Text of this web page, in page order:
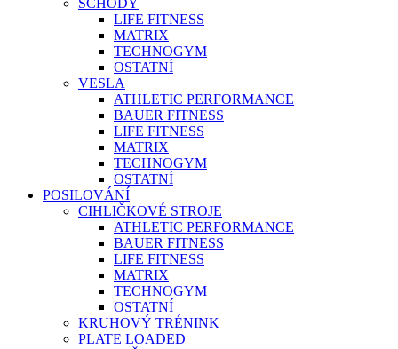
SCHODY
LIFE FITNESS
MATRIX
TECHNOGYM
OSTATNÍ
VESLA
ATHLETIC PERFORMANCE
BAUER FITNESS
LIFE FITNESS
MATRIX
TECHNOGYM
OSTATNÍ
POSILOVÁNÍ
CIHLIČKOVÉ STROJE
ATHLETIC PERFORMANCE
BAUER FITNESS
LIFE FITNESS
MATRIX
TECHNOGYM
OSTATNÍ
KRUHOVÝ TRÉNINK
PLATE LOADED